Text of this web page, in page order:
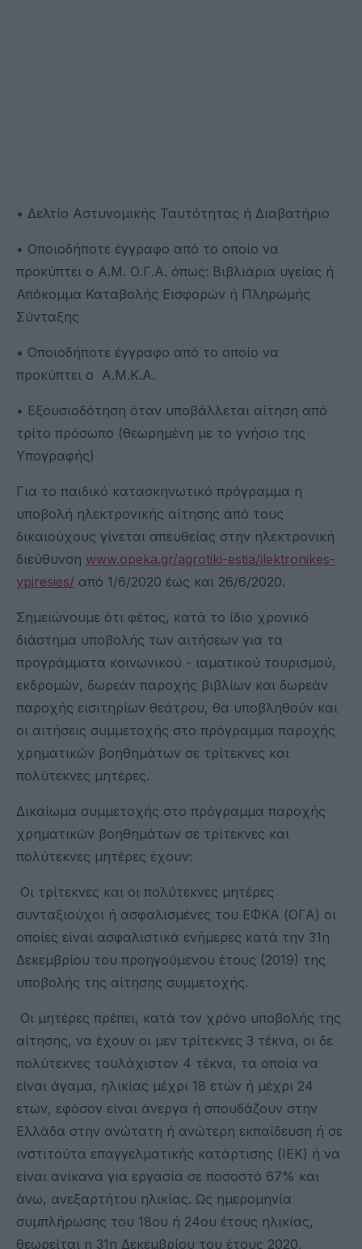
• Δελτίο Αστυνομικής Ταυτότητας ή Διαβατήριο
• Οποιοδήποτε έγγραφο από το οποίο να
προκύπτει ο Α.Μ. Ο.Γ.Α. όπως: Βιβλιάρια υγείας ή
Απόκομμα Καταβολής Εισφορών ή Πληρωμής
Σύνταξης
• Οποιοδήποτε έγγραφο από το οποίο να
προκύπτει ο Α.Μ.Κ.Α.
• Εξουσιοδότηση όταν υποβάλλεται αίτηση από
τρίτο πρόσωπο (θεωρημένη με το γνήσιο της
Υπογραφής)
Για το παιδικό κατασκηνωτικό πρόγραμμα η
υποβολή ηλεκτρονικής αίτησης από τους
δικαιούχους γίνεται απευθείας στην ηλεκτρονική
διεύθυνση www.opeka.gr/agrotiki-estia/ilektronikes-
ypiresies/ από 1/6/2020 έως και 26/6/2020.
Σημειώνουμε ότι φέτος, κατά το ίδιο χρονικό
διάστημα υποβολής των αιτήσεων για τα
προγράμματα κοινωνικού - ιαματικού τουρισμού,
εκδρομών, δωρεάν παροχής βιβλίων και δωρεάν
παροχής εισιτηρίων θεάτρου, θα υποβληθούν και
οι αιτήσεις συμμετοχής στο πρόγραμμα παροχής
χρηματικών βοηθημάτων σε τρίτεκνες και
πολύτεκνες μητέρες.
Δικαίωμα συμμετοχής στο πρόγραμμα παροχής
χρηματικών βοηθημάτων σε τρίτεκνες και
πολύτεκνες μητέρες έχουν:
Οι τρίτεκνες και οι πολύτεκνες μητέρες
συνταξιούχοι ή ασφαλισμένες του ΕΦΚΑ (ΟΓΑ) οι
οποίες είναι ασφαλιστικά ενήμερες κατά την 31η
Δεκεμβρίου του προηγούμενου έτους (2019) της
υποβολής της αίτησης συμμετοχής.
Οι μητέρες πρέπει, κατά τον χρόνο υποβολής της
αίτησης, να έχουν οι μεν τρίτεκνες 3 τέκνα, οι δε
πολύτεκνες τουλάχιστον 4 τέκνα, τα οποία να
είναι άγαμα, ηλικίας μέχρι 18 ετών ή μέχρι 24
ετών, εφόσον είναι άνεργα ή σπουδάζουν στην
Ελλάδα στην ανώτατη ή ανώτερη εκπαίδευση ή σε
ινστιτούτα επαγγελματικής κατάρτισης (ΙΕΚ) ή να
είναι ανίκανα για εργασία σε ποσοστό 67% και
άνω, ανεξαρτήτου ηλικίας. Ως ημερομηνία
συμπλήρωσης του 18ου ή 24ου έτους ηλικίας,
θεωρείται η 31η Δεκεμβρίου του έτους 2020,